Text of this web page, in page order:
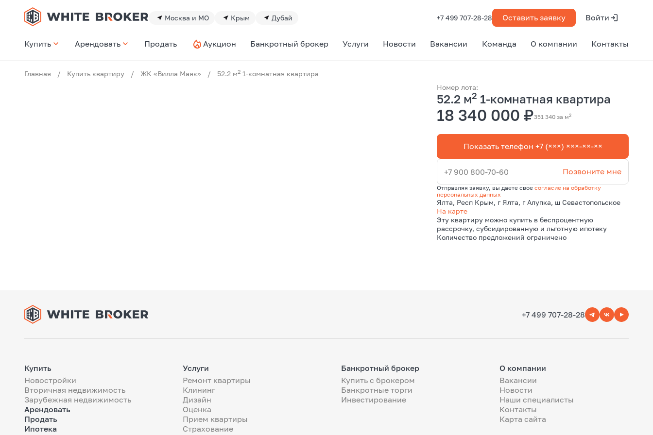
Москва и МО Крым Дубай +7 499 707-28-28 Оставить заявку Войти
Купить Арендовать Продать Аукцион Банкротный брокер Услуги Новости Вакансии Команда О компании Контакты
Главная / Купить квартиру / ЖК «Вилла Маяк» / 52.2 м2 1-комнатная квартира
Номер лота:
52.2 м2 1-комнатная квартира
18 340 000 ₽351 340 за м2
Показать телефон +7 (×××) ×××-××-××
+7 900 800-70-60 Позвоните мне
Отправляя заявку, вы даете своесогласие на обработку
персональных данных
Ялта, Респ Крым, г Ялта, г Алупка, ш Севастопольское
На карте
Эту квартиру можно купить в беспроцентную
рассрочку, субсидированную и льготную ипотеку
Количество предложений ограничено
+7 499 707-28-28
Купить
Новостройки
Вторичная недвижимость
Зарубежная недвижимость
Арендовать
Продать
Ипотека
Услуги
Ремонт квартиры
Клининг
Дизайн
Оценка
Прием квартиры
Страхование
Банкротный брокер
Купить с брокером
Банкротные торги
Инвестирование
О компании
Вакансии
Новости
Наши специалисты
Контакты
Карта сайта